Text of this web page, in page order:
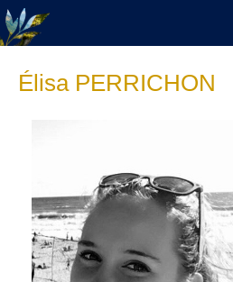
Élisa PERRICHON